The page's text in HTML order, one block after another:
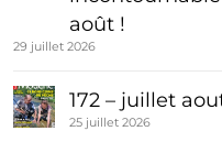
août !
29 juillet 2026
172 – juillet
25 juillet 2026